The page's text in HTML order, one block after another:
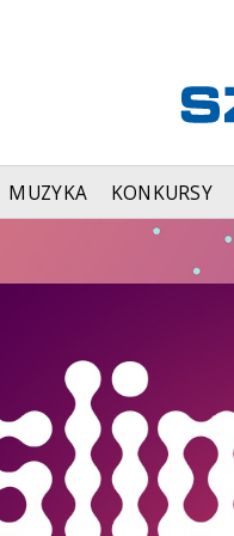
MUZYKA KONKURSY